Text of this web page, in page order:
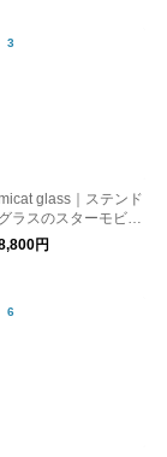
glass｜ステンド
グラスのスターモビー
円